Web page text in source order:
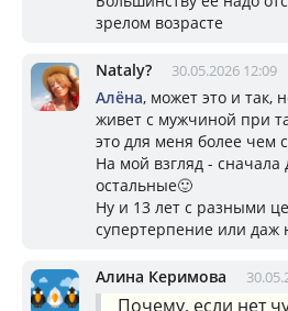
зрелом возрасте
Nataly? 30.05.2026 12:09
Алёна, может это и так,
живет с мужчиной при
это для меня более чем
На мой взгляд - сначала
остальные🙂
Ну и 13 лет с разными
супертерпение или даж
Алина Керимова
Почему, если нет